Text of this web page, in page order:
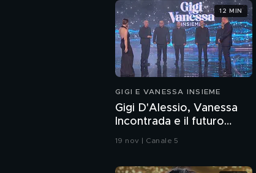
GIGI E VANESSA INSIEME
Gigi D'Alessio, Vanessa
Incontrada e il futuro
secondo Giorgio
19 nov | Canale 5
12 MIN